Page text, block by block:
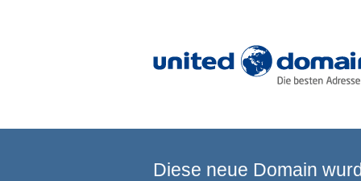
Diese neue Domain